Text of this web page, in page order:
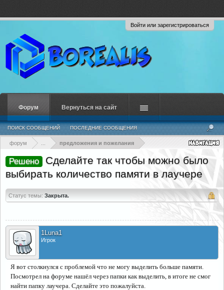
Войти или зарегистрироваться
форум предложения и пожелания
Решено
Сделайте так чтобы можно было
выбирать количество памяти в лаучере
Статус темы: Закрыта.
1Luna1
Игрок
Я вот столкнулся с проблемой что не могу выделить больше памяти.
Посмотрел на форуме нашёл через папки как выделить, в итоге не смог
найти папку лаучера. Сделайте это пожалуйста.
Форум
ПОИСК СООБЩЕНИЙ ПОСЛЕДНИЕ СООБЩЕНИЯ
Вернуться на сайт